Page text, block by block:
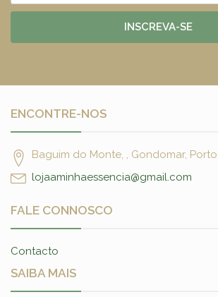
INSCREVA-SE
ENCONTRE-NOS
Baguim do Monte, , Gondomar,
lojaaminhaessencia@gmail.com
FALE CONNOSCO
Contacto
SAIBA MAIS